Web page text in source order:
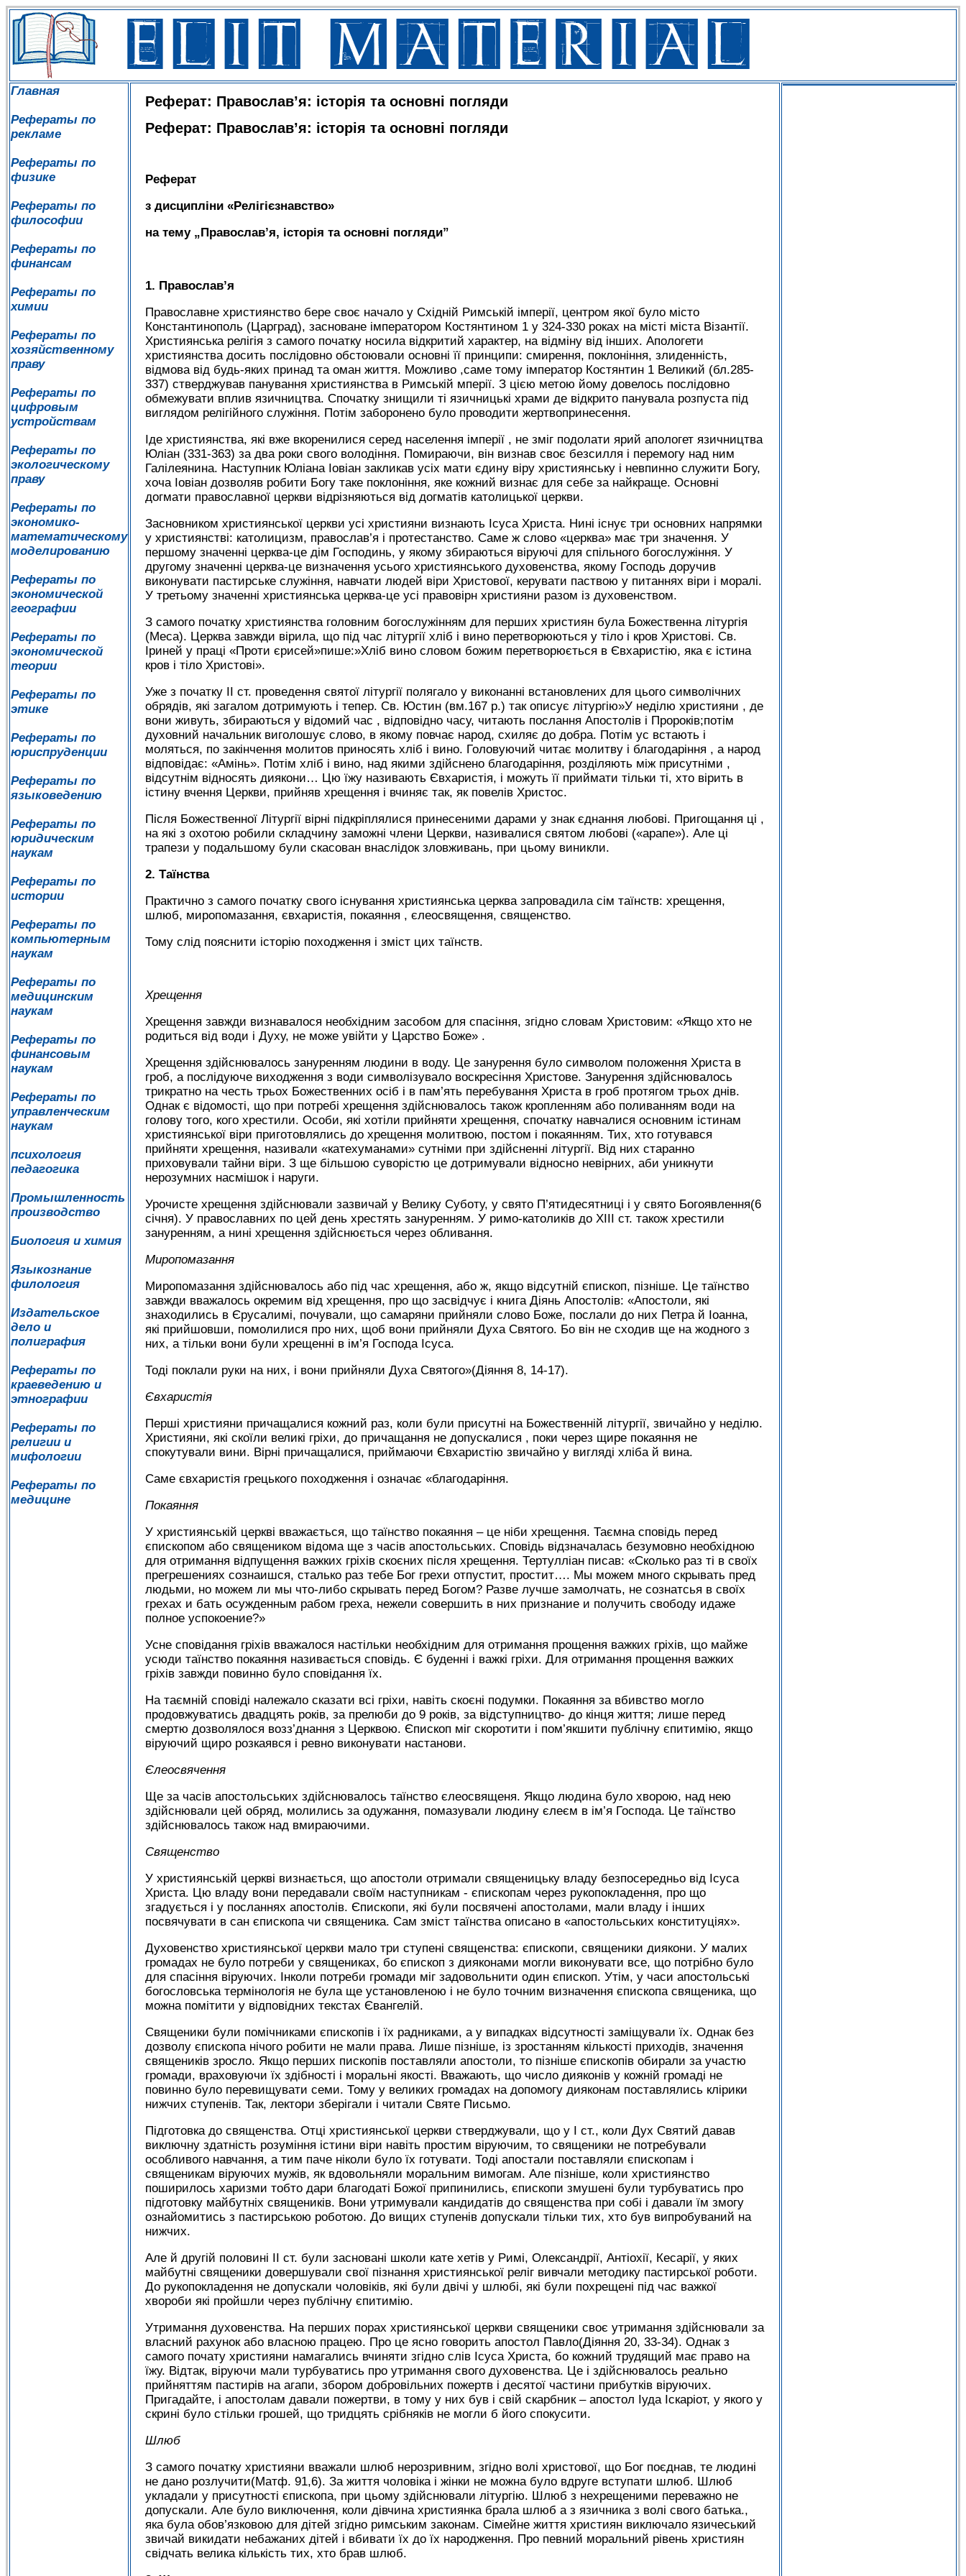
Главная
Рефераты по
рекламе
Рефераты по
физике
Рефераты по
философии
Рефераты по
финансам
Рефераты по
химии
Рефераты по
хозяйственному
праву
Рефераты по
цифровым
устройствам
Рефераты по
экологическому
праву
Рефераты по
экономико-
математическому
моделированию
Рефераты по
экономической
географии
Рефераты по
экономической
теории
Рефераты по
этике
Рефераты по
юриспруденции
Рефераты по
языковедению
Рефераты по
юридическим
наукам
Рефераты по
истории
Рефераты по
компьютерным
наукам
Рефераты по
медицинским
наукам
Рефераты по
финансовым
наукам
Рефераты по
управленческим
наукам
психология
педагогика
Промышленность
производство
Биология и химия
Языкознание
филология
Издательское
дело и
полиграфия
Рефераты по
краеведению и
этнографии
Рефераты по
религии и
мифологии
Рефераты по
медицине
Реферат: Православ’я: історія та основні погляди
Реферат: Православ’я: історія та основні погляди
Реферат
з дисципліни «Релігієзнавство»
на тему „Православ’я, історія та основні погляди”
1. Православ’я
Православне християнство бере своє начало у Східній Римській імперії, центром якої було місто
Константинополь (Царград), засноване імператором Костянтином 1 у 324-330 роках на місті міста Візантії.
Християнська релігія з самого початку носила відкритий характер, на відміну від інших. Апологети
християнства досить послідовно обстоювали основні її принципи: смирення, поклоніння, злиденність,
відмова від будь-яких принад та оман життя. Можливо ,саме тому імператор Костянтин 1 Великий (бл.285-
337) стверджував панування християнства в Римській мперії. З цією метою йому довелось послідовно
обмежувати вплив язичництва. Спочатку знищили ті язичницькі храми де відкрито панувала розпуста під
виглядом релігійного служіння. Потім заборонено було проводити жертвопринесення.
Іде християнства, які вже вкоренилися серед населення імперії , не зміг подолати ярий апологет язичництва
Юліан (331-363) за два роки свого володіння. Помираючи, він визнав своє безсилля і перемогу над ним
Галілеянина. Наступник Юліана Іовіан закликав усіх мати єдину віру християнську і невпинно служити Богу,
хоча Іовіан дозволяв робити Богу таке поклоніння, яке кожний визнає для себе за найкраще. Основні
догмати православної церкви відрізняються від догматів католицької церкви.
Засновником християнської церкви усі християни визнають Ісуса Христа. Нині існує три основних напрямки
у християнстві: католицизм, православ’я і протестанство. Саме ж слово «церква» має три значення. У
першому значенні церква-це дім Господинь, у якому збираються віруючі для спільного богослужіння. У
другому значенні церква-це визначення усього християнського духовенства, якому Господь доручив
виконувати пастирське служіння, навчати людей віри Христової, керувати паствою у питаннях віри і моралі.
У третьому значенні християнська церква-це усі правовірн християни разом із духовенством.
З самого початку християнства головним богослужінням для перших християн була Божественна літургія
(Меса). Церква завжди вірила, що під час літургії хліб і вино перетворюються у тіло і кров Христові. Св.
Іриней у праці «Проти єрисей»пише:»Хліб вино словом божим перетворюється в Євхаристію, яка є істина
кров і тіло Христові».
Уже з початку ІІ ст. проведення святої літургії полягало у виконанні встановлених для цього символічних
обрядів, які загалом дотримують і тепер. Св. Юстин (вм.167 р.) так описує літургію»У неділю християни , де
вони живуть, збираються у відомий час , відповідно часу, читають послання Апостолів і Пророків;потім
духовний начальник виголошує слово, в якому повчає народ, схиляє до добра. Потім ус встають і
моляться, по закінчення молитов приносять хліб і вино. Головуючий читає молитву і благодаріння , а народ
відповідає: «Амінь». Потім хліб і вино, над якими здійснено благодаріння, розділяють між присутніми ,
відсутнім відносять диякони… Цю їжу називають Євхаристія, і можуть її приймати тільки ті, хто вірить в
істину вчення Церкви, прийняв хрещення і вчиняє так, як повелів Христос.
Після Божественної Літургії вірні підкріплялися принесеними дарами у знак єднання любові. Пригощання ці ,
на які з охотою робили складчину заможні члени Церкви, називалися святом любові («арапе»). Але ці
трапези у подальшому були скасован внаслідок зловживань, при цьому виникли.
2. Таїнства
Практично з самого початку свого існування християнська церква запровадила сім таїнств: хрещення,
шлюб, миропомазання, євхаристія, покаяння , єлеосвящення, священство.
Тому слід пояснити історію походження і зміст цих таїнств.
Хрещення
Хрещення завжди визнавалося необхідним засобом для спасіння, згідно словам Христовим: «Якщо хто не
родиться від води і Духу, не може увійти у Царство Боже» .
Хрещення здійснювалось зануренням людини в воду. Це занурення було символом положення Христа в
гроб, а послідуюче виходження з води символізувало воскресіння Христове. Занурення здійснювалось
трикратно на честь трьох Божественних осіб і в пам’ять перебування Христа в гроб протягом трьох днів.
Однак є відомості, що при потребі хрещення здійснювалось також кропленням або поливанням води на
голову того, кого хрестили. Особи, які хотіли прийняти хрещення, спочатку навчалися основним істинам
християнської віри приготовлялись до хрещення молитвою, постом і покаянням. Тих, хто готувався
прийняти хрещення, називали «катехуманами» сутніми при здійсненні літургії. Від них старанно
приховували тайни віри. З ще більшою суворістю це дотримували відносно невірних, аби уникнути
нерозумних насмішок і наруги.
Урочисте хрещення здійснювали зазвичай у Велику Суботу, у свято П’ятидесятниці і у свято Богоявлення(6
січня). У православних по цей день хрестять зануренням. У римо-католиків до ХІІІ ст. також хрестили
зануренням, а нині хрещення здійснюється через обливання.
Миропомазання
Миропомазання здійснювалось або під час хрещення, або ж, якщо відсутній єпископ, пізніше. Це таїнство
завжди вважалось окремим від хрещення, про що засвідчує і книга Діянь Апостолів: «Апостоли, які
знаходились в Єрусалимі, почували, що самаряни прийняли слово Боже, послали до них Петра й Іоанна,
які прийшовши, помолилися про них, щоб вони прийняли Духа Святого. Бо він не сходив ще на жодного з
них, а тільки вони були хрещенні в ім’я Господа Ісуса.
Тоді поклали руки на них, і вони прийняли Духа Святого»(Діяння 8, 14-17).
Євхаристія
Перші християни причащалися кожний раз, коли були присутні на Божественній літургії, звичайно у неділю.
Християни, які скоїли великі гріхи, до причащання не допускалися , поки через щире покаяння не
спокутували вини. Вірні причащалися, приймаючи Євхаристію звичайно у вигляді хліба й вина.
Саме євхаристія грецького походження і означає «благодаріння.
Покаяння
У християнській церкві вважається, що таїнство покаяння – це ніби хрещення. Таємна сповідь перед
єпископом або священиком відома ще з часів апостольських. Сповідь відзначалась безумовно необхідною
для отримання відпущення важких гріхів скоєних після хрещення. Тертулліан писав: «Сколько раз ті в своїх
прегрешениях сознаишся, сталько раз тебе Бог грехи отпустит, простит…. Мы можем много скрывать пред
людьми, но можем ли мы что-либо скрывать перед Богом? Разве лучше замолчать, не сознатсья в своїх
грехах и бать осужденным рабом греха, нежели совершить в них признание и получить свободу идаже
полное успокоение?»
Усне сповідання гріхів вважалося настільки необхідним для отримання прощення важких гріхів, що майже
усюди таїнство покаяння називається сповідь. Є буденні і важкі гріхи. Для отримання прощення важких
гріхів завжди повинно було сповідання їх.
На таємній сповіді належало сказати всі гріхи, навіть скоєні подумки. Покаяння за вбивство могло
продовжуватись двадцять років, за прелюби до 9 років, за відступництво- до кінця життя; лише перед
смертю дозволялося возз’днання з Церквою. Єпископ міг скоротити і пом’якшити публічну єпитимію, якщо
віруючий щиро розкаявся і ревно виконувати настанови.
Єлеосвячення
Ще за часів апостольських здійснювалось таїнство єлеосвященя. Якщо людина було хворою, над нею
здійснювали цей обряд, молились за одужання, помазували людину єлеєм в ім’я Господа. Це таїнство
здійснювалось також над вмираючими.
Священство
У християнській церкві визнається, що апостоли отримали священицьку владу безпосередньо від Ісуса
Христа. Цю владу вони передавали своїм наступникам - єпископам через рукопокладення, про що
згадується і у посланнях апостолів. Єпископи, які були посвячені апостолами, мали владу і інших
посвячувати в сан єпископа чи священика. Сам зміст таїнства описано в «апостольських конституціях».
Духовенство християнської церкви мало три ступені священства: єпископи, священики диякони. У малих
громадах не було потреби у священиках, бо єпископ з дияконами могли виконувати все, що потрібно було
для спасіння віруючих. Інколи потреби громади міг задовольнити один єпископ. Утім, у часи апостольські
богословська термінологія не була ще установленою і не було точним визначення єпископа священика, що
можна помітити у відповідних текстах Євангелій.
Священики були помічниками єпископів і їх радниками, а у випадках відсутності заміщували їх. Однак без
дозволу єпископа нічого робити не мали права. Лише пізніше, із зростанням кількості приходів, значення
священиків зросло. Якщо перших пископів поставляли апостоли, то пізніше єпископів обирали за участю
громади, враховуючи їх здібності і моральні якості. Вважають, що число дияконів у кожній громаді не
повинно було перевищувати семи. Тому у великих громадах на допомогу дияконам поставлялись клірики
нижчих ступенів. Так, лектори зберігали і читали Святе Письмо.
Підготовка до священства. Отці християнської церкви стверджували, що у І ст., коли Дух Святий давав
виключну здатність розуміння істини віри навіть простим віруючим, то священики не потребували
особливого навчання, а тим паче ніколи було їх готувати. Тоді апостали поставляли єпископам і
священикам віруючих мужів, як вдовольняли моральним вимогам. Але пізніше, коли християнство
поширилось харизми тобто дари благодаті Божої припинились, єпископи змушені були турбуватись про
підготовку майбутніх священиків. Вони утримували кандидатів до священства при собі і давали їм змогу
ознайомитись з пастирською роботою. До вищих ступенів допускали тільки тих, хто був випробуваний на
нижчих.
Але й другій половині ІІ ст. були засновані школи кате хетів у Римі, Олександрії, Антіохії, Кесарії, у яких
майбутні священики довершували свої пізнання християнської реліг вивчали методику пастирської роботи.
До рукопокладення не допускали чоловіків, які були двічі у шлюбі, які були похрещені під час важкої
хвороби які пройшли через публічну єпитимію.
Утримання духовенства. На перших порах християнської церкви священики своє утримання здійснювали за
власний рахунок або власною працею. Про це ясно говорить апостол Павло(Діяння 20, 33-34). Однак з
самого почату християни намагались вчиняти згідно слів Ісуса Христа, бо кожний трудящий має право на
їжу. Відтак, віруючи мали турбуватись про утримання свого духовенства. Це і здійснювалось реально
прийняттям пастирів на агапи, збором добровільних пожертв і десятої частини прибутків віруючих.
Пригадайте, і апостолам давали пожертви, в тому у них був і свій скарбник – апостол Іуда Іскаріот, у якого у
скрині було стільки грошей, що тридцять срібняків не могли б його спокусити.
Шлюб
З самого початку християни вважали шлюб нерозривним, згідно волі христової, що Бог поєднав, те людині
не дано розлучити(Матф. 91,6). За життя чоловіка і жінки не можна було вдруге вступати шлюб. Шлюб
укладали у присутності єпископа, при цьому здійснювали літургію. Шлюб з нехрещеними переважно не
допускали. Але було виключення, коли дівчина християнка брала шлюб а з язичника з волі свого батька.,
яка була обов’язковою для дітей згідно римським законам. Сімейне життя християн виключало язичеський
звичай викидати небажаних дітей і вбивати їх до їх народження. Про певний моральний рівень християн
свідчать велика кількість тих, хто брав шлюб.